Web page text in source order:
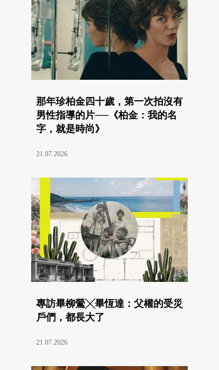
那年珍柏金四十歲，第一次拍沒有
男性指導的片──《柏金：我的名
字，就是時尚》
21.07.2026
專訪畢柳鶯╳畢恆達：父權的受災
戶們，都長大了
21.07.2026